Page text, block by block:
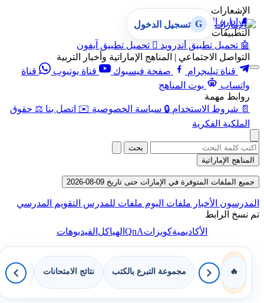
الإشعارات
🔔 إدارة الإشعارات
التطبيقات
🤖 تحميل تطبيق أندرويد  تحميل تطبيق آيفون
التواصل الاجتماعي | المناهج الإماراتية وأخبار التربية
قناة تيليجرام
صفحة فيسبوك قناة يوتيوب
قناة
واتساب
بوت المناهج
روابط مهمة
📄 شروط الاستخدام 🔒 سياسة الخصوصية ✉️ اتصل بنا ⚖️ حقوق
الملكية الفكرية
G تسجيل الدخول
بحث
المناهج الإماراتية
جميع الملفات المتوفرة في الإمارات حتى تاريخ 09-08-2026
المدرسون الأخبار ملفات اليوم ملفات للمدرس التقويم المدرسي
تم نسخ الرابط
الأكاديميةكويزاتQnAالهياكلالفيديوهات
🔥 مجموعة التبرع بالكتب نتائج الامتحانات